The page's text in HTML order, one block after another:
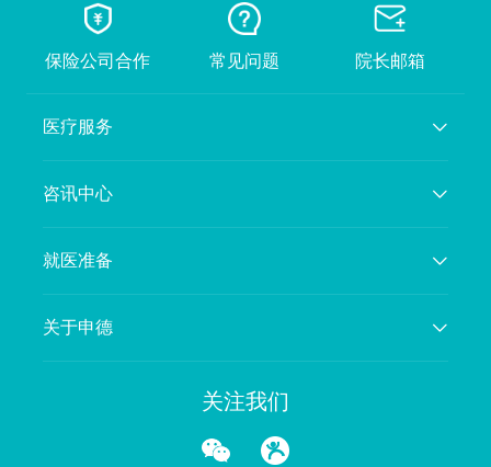
保险公司合作 常见问题 院长邮箱
医疗服务
咨讯中心
就医准备
关于申德
关注我们